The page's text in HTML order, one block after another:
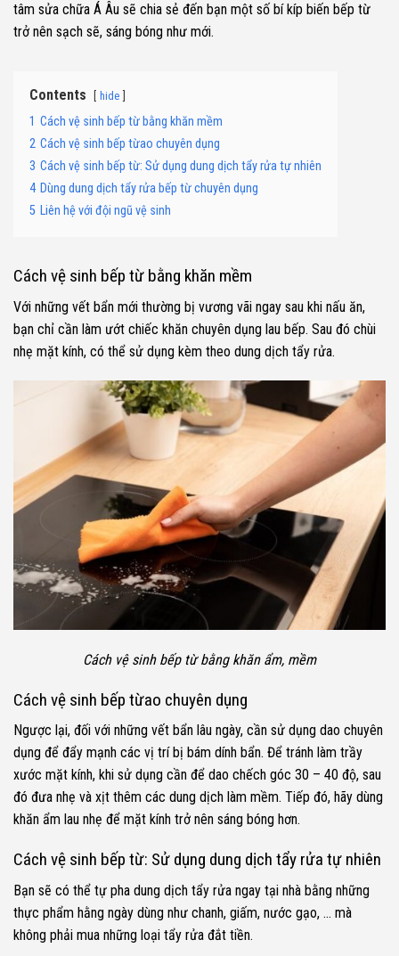
tâm sửa chữa Á Âu sẽ chia sẻ đến bạn một số bí kíp biến bếp từ
trở nên sạch sẽ, sáng bóng như mới.
Contents hide
1 Cách vệ sinh bếp từ bằng khăn mềm
2 Cách vệ sinh bếp từao chuyên dụng
3 Cách vệ sinh bếp từ: Sử dụng dung dịch tẩy rửa tự nhiên
4 Dùng dung dịch tẩy rửa bếp từ chuyên dụng
5 Liên hệ với đội ngũ vệ sinh
Cách vệ sinh bếp từ bằng khăn mềm
Với những vết bẩn mới thường bị vương vãi ngay sau khi nấu ăn,
bạn chỉ cần làm ướt chiếc khăn chuyên dụng lau bếp. Sau đó chùi
nhẹ mặt kính, có thể sử dụng kèm theo dung dịch tẩy rửa.
Cách vệ sinh bếp từ bằng khăn ẩm, mềm
Cách vệ sinh bếp từao chuyên dụng
Ngược lại, đối với những vết bẩn lâu ngày, cần sử dụng dao chuyên
dụng để đẩy mạnh các vị trí bị bám dính bẩn. Để tránh làm trầy
xước mặt kính, khi sử dụng cần để dao chếch góc 30 – 40 độ, sau
đó đưa nhẹ và xịt thêm các dung dịch làm mềm. Tiếp đó, hãy dùng
khăn ẩm lau nhẹ để mặt kính trở nên sáng bóng hơn.
Cách vệ sinh bếp từ: Sử dụng dung dịch tẩy rửa tự nhiên
Bạn sẽ có thể tự pha dung dịch tẩy rửa ngay tại nhà bằng những
thực phẩm hằng ngày dùng như chanh, giấm, nước gạo, … mà
không phải mua những loại tẩy rửa đắt tiền.